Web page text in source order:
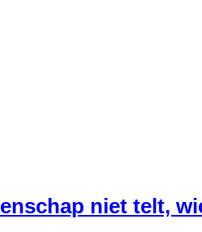
niet telt,